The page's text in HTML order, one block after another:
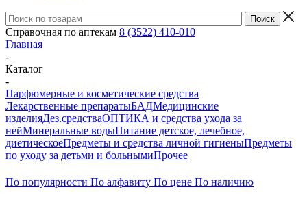
Справочная по аптекам 8 (3522) 410-010
Главная
-
Каталог
-
Парфюмерные и косметические средства
Лекарственные препаратыБАДМедицинские
изделияДез.средстваОПТИКА и средства ухода за
нейМинеральные водыПитание детское, лечебное,
диетическоеПредметы и средства личной гигиеныПредметы
по уходу за детьми и больнымиПрочее
По популярности По алфавиту По цене По наличию